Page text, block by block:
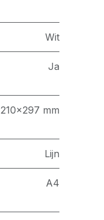
Wit
Ja
210x297 mm
Lijn
A4